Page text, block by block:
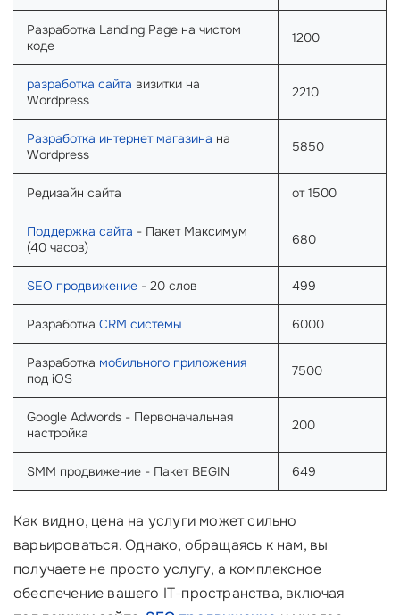
Разработка Landing Page на чистом
коде
1200
разработка сайта визитки на
Wordpress
2210
Разработка интернет магазина на
Wordpress
5850
Редизайн сайта от 1500
Поддержка сайта - Пакет Максимум
(40 часов)
680
SEO продвижение - 20 слов 499
Разработка CRM системы 6000
Разработка мобильного приложения
под iOS
7500
Google Adwords - Первоначальная
настройка
200
SMM продвижение - Пакет BEGIN 649
Как видно, цена на услуги может сильно
варьироваться. Однако, обращаясь к нам, вы
получаете не просто услугу, а комплексное
обеспечение вашего IT-пространства, включая